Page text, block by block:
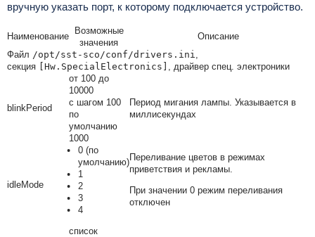
вручную указать порт, к которому подключается устройство.
Наименование
Возможные
значения
Описание
Файл /opt/sst-sco/conf/drivers.ini,
секция
[Hw.SpecialElectronics] , драйвер спец. электроники
blinkPeriod
от 100 до
10000
с шагом 100
по
умолчанию
1000
Период мигания лампы. Указывается в
миллисекундах
idleMode
0 (по
умолчанию)
1
2
3
4
Переливание цветов в режимах
приветствия и рекламы.
При значении 0 режим переливания
отключен
список